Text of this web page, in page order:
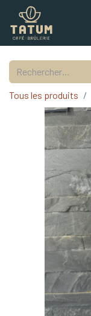
Tous les produits